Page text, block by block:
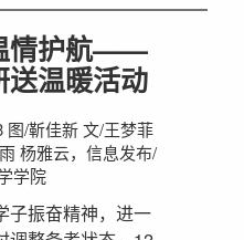
情护航——
送温暖活动
图/靳佳新 文/王梦菲
杨雅云，信息发布/
学院
子振奋精神，进一